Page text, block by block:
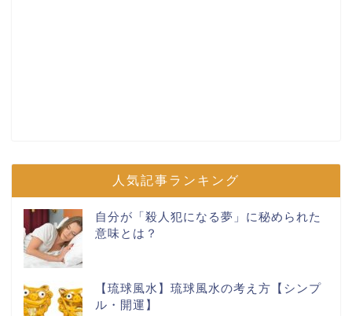
人気記事ランキング
自分が「殺人犯になる夢」に秘められた
意味とは？
【琉球風水】琉球風水の考え方【シンプ
ル・開運】